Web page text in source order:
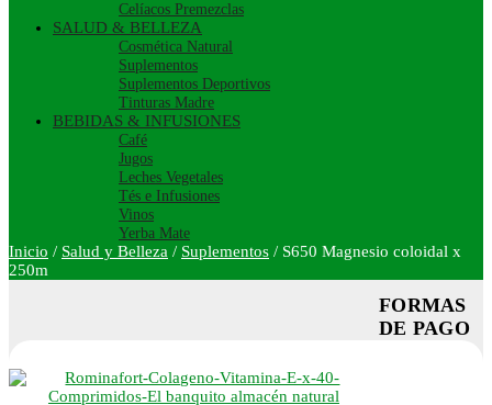
Celíacos Premezclas
SALUD & BELLEZA
Cosmética Natural
Suplementos
Suplementos Deportivos
Tinturas Madre
BEBIDAS & INFUSIONES
Café
Jugos
Leches Vegetales
Tés e Infusiones
Vinos
Yerba Mate
Inicio / Salud y Belleza / Suplementos / S650 Magnesio coloidal x
250m
FORMAS
DE PAGO